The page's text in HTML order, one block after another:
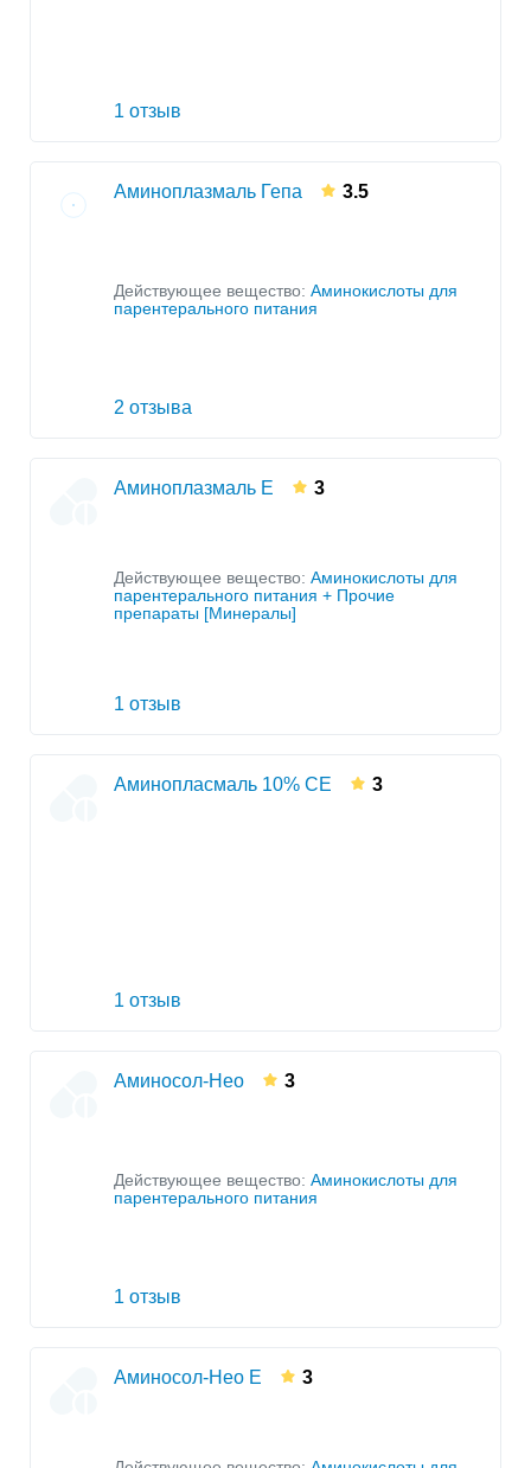
1 отзыв
Аминоплазмаль Гепа 3.5
Действующее вещество: Аминокислоты для
парентерального питания
2 отзыва
Аминоплазмаль Е 3
Действующее вещество: Аминокислоты для
парентерального питания + Прочие
препараты [Минералы]
1 отзыв
Аминопласмаль 10% СЕ 3
1 отзыв
Аминосол-Нео 3
Действующее вещество: Аминокислоты для
парентерального питания
1 отзыв
Аминосол-Нео Е 3